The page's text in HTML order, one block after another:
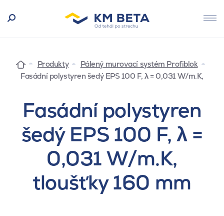
Produkty
Pálený murovací systém Profiblok
Fasádní polystyren šedý EPS 100 F, λ = 0,031 W/m.K,
Fasádní polystyren
šedý EPS 100 F, λ =
0,031 W/m.K,
tloušťky 160 mm